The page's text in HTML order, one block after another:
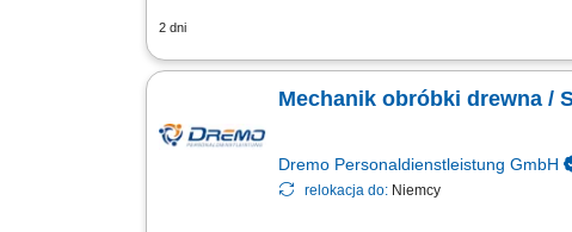
2 dni
Obowiązki: wykonywanie drewnianych
Mechanik obróbki drewna /
Dremo Personaldienstleistung GmbH
relokacja do: Niemcy